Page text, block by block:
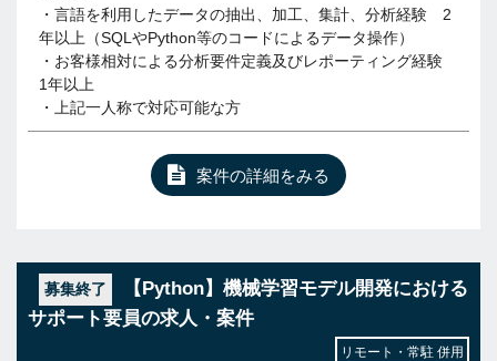
・言語を利用したデータの抽出、加工、集計、分析経験 2
年以上（SQLやPython等のコードによるデータ操作）
・お客様相対による分析要件定義及びレポーティング経験
1年以上
・上記一人称で対応可能な方
案件の詳細をみる
募集終了
【Python】機械学習モデル開発における
サポート要員の求人・案件
リモート・常駐 併用